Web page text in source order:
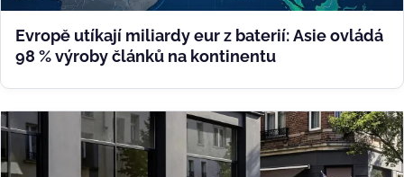
Evropě utíkají miliardy eur z baterií: Asie ovládá
98 % výroby článků na kontinentu